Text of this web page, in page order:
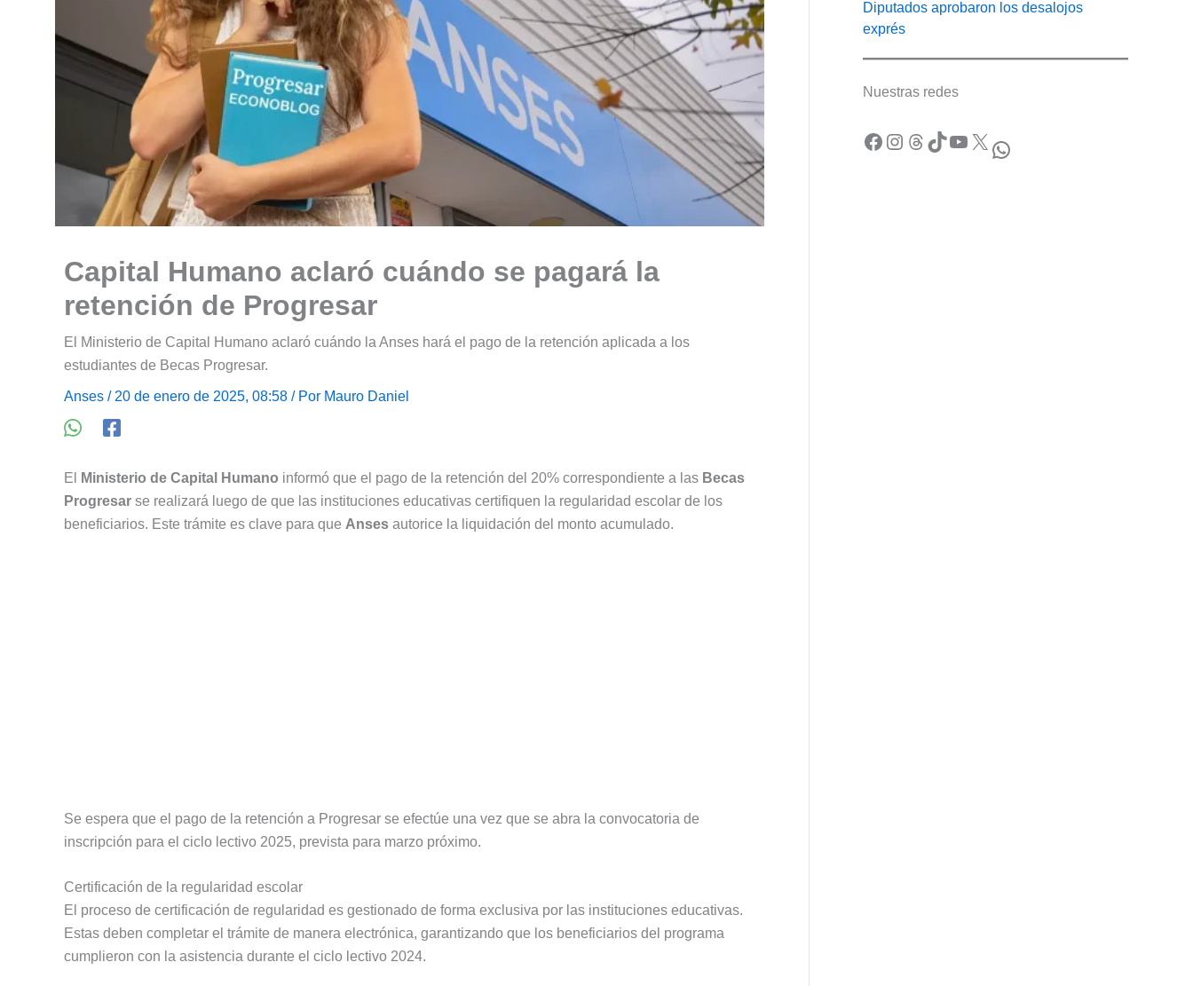
Capital Humano aclaró cuándo se pagará la
retención de Progresar
El Ministerio de Capital Humano aclaró cuándo la Anses hará el pago de la retención aplicada a los
estudiantes de Becas Progresar.
Anses / 20 de enero de 2025, 08:58 / Por Mauro Daniel
El Ministerio de Capital Humano informó que el pago de la retención del 20% correspondiente a las Becas
Progresar se realizará luego de que las instituciones educativas certifiquen la regularidad escolar de los
beneficiarios. Este trámite es clave para que Anses autorice la liquidación del monto acumulado.
Se espera que el pago de la retención a Progresar se efectúe una vez que se abra la convocatoria de
inscripción para el ciclo lectivo 2025, prevista para marzo próximo.
Certificación de la regularidad escolar
El proceso de certificación de regularidad es gestionado de forma exclusiva por las instituciones educativas.
Estas deben completar el trámite de manera electrónica, garantizando que los beneficiarios del programa
cumplieron con la asistencia durante el ciclo lectivo 2024.
Diputados aprobaron los desalojos
exprés
Nuestras redes
Facebook Instagram Threads TikTok YouTube X WhatsApp